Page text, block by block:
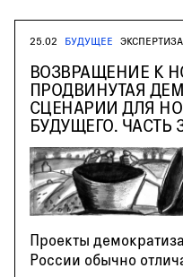
25.02 БУДУЩЕЕ ЭКСПЕРТИЗА
ВОЗВРАЩЕНИЕ К
ПРОДВИНУТАЯ
СЦЕНАРИИ ДЛЯ
БУДУЩЕГО. ЧАСТЬ
Проекты
России обычно